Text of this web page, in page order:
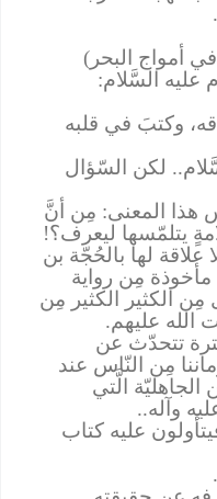
أمواج البحر)
عليه السَّلام:
وكتبَ في قلبه
لكن السّؤال
هذا المعنى: مِن أنَّ
يتلمّسها ليعرف؟!
علاقة لها بالحُجّة بن
مِن رواية
الكثير الكثير مِن
الله عليهم.
تتحدّث عن
مِن النّاس عند
الَّتي
وآله..
عليه كتاب